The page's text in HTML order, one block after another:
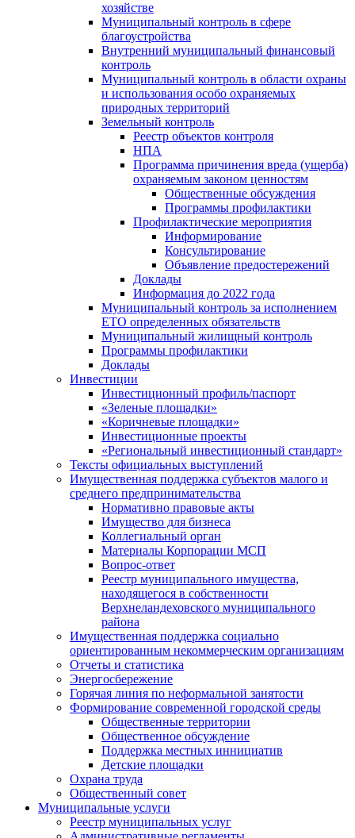
хозяйстве
Муниципальный контроль в сфере
благоустройства
Внутренний муниципальный финансовый
контроль
Муниципальный контроль в области охраны
и использования особо охраняемых
природных территорий
Земельный контроль
Реестр объектов контроля
НПА
Программа причинения вреда (ущерба)
охраняемым законом ценностям
Общественные обсуждения
Программы профилактики
Профилактические мероприятия
Информирование
Консультирование
Объявление предостережений
Доклады
Информация до 2022 года
Муниципальный контроль за исполнением
ЕТО определенных обязательств
Муниципальный жилищный контроль
Программы профилактики
Доклады
Инвестиции
Инвестиционный профиль/паспорт
«Зеленые площадки»
«Коричневые площадки»
Инвестиционные проекты
«Региональный инвестиционный стандарт»
Тексты официальных выступлений
Имущественная поддержка субъектов малого и
среднего предпринимательства
Нормативно правовые акты
Имущество для бизнеса
Коллегиальный орган
Материалы Корпорации МСП
Вопрос-ответ
Реестр муниципального имущества,
находящегося в собственности
Верхнеландеховского муниципального
района
Имущественная поддержка социально
ориентированным некоммерческим организациям
Отчеты и статистика
Энергосбережение
Горячая линия по неформальной занятости
Формирование современной городской среды
Общественные территории
Общественное обсуждение
Поддержка местных иннициатив
Детские площадки
Охрана труда
Общественный совет
Муниципальные услуги
Реестр муниципальных услуг